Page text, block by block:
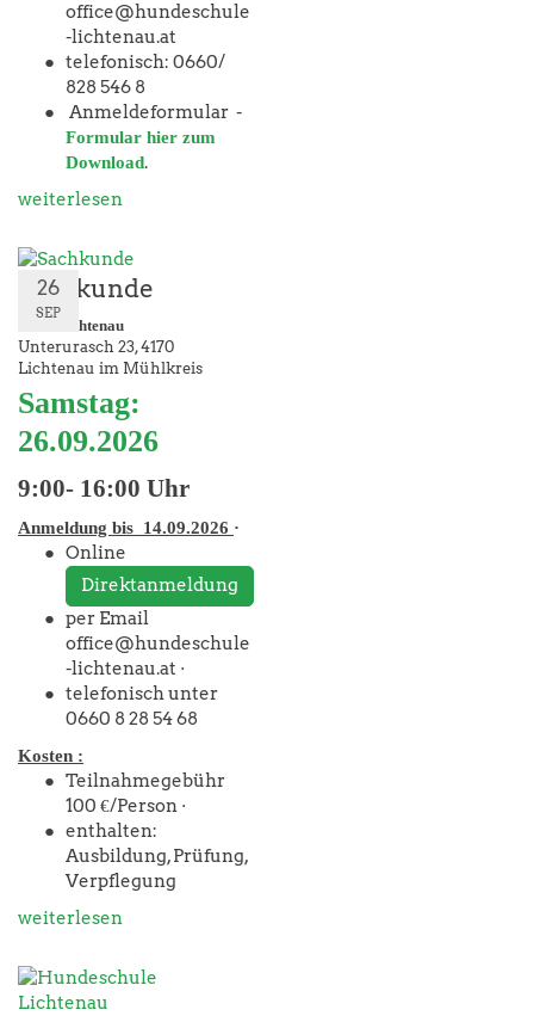
office@hundeschule
-lichtenau.at
telefonisch: 0660/
828 546 8
Anmeldeformular -
Formular hier zum
Download.
weiterlesen
26
SEP
Sachkunde
ÖGV Lichtenau
Unterurasch 23 4170
Lichtenau im Mühlkreis
Samstag:
26.09.2026
9:00- 16:00 Uhr
Anmeldung bis 14.09.2026 ·
Online
Direktanmeldung
per Email
office@hundeschule
-lichtenau.at ·
telefonisch unter
0660 8 28 54 68
Kosten :
Teilnahmegebühr
100 €/Person ·
enthalten:
Ausbildung, Prüfung,
Verpflegung
weiterlesen